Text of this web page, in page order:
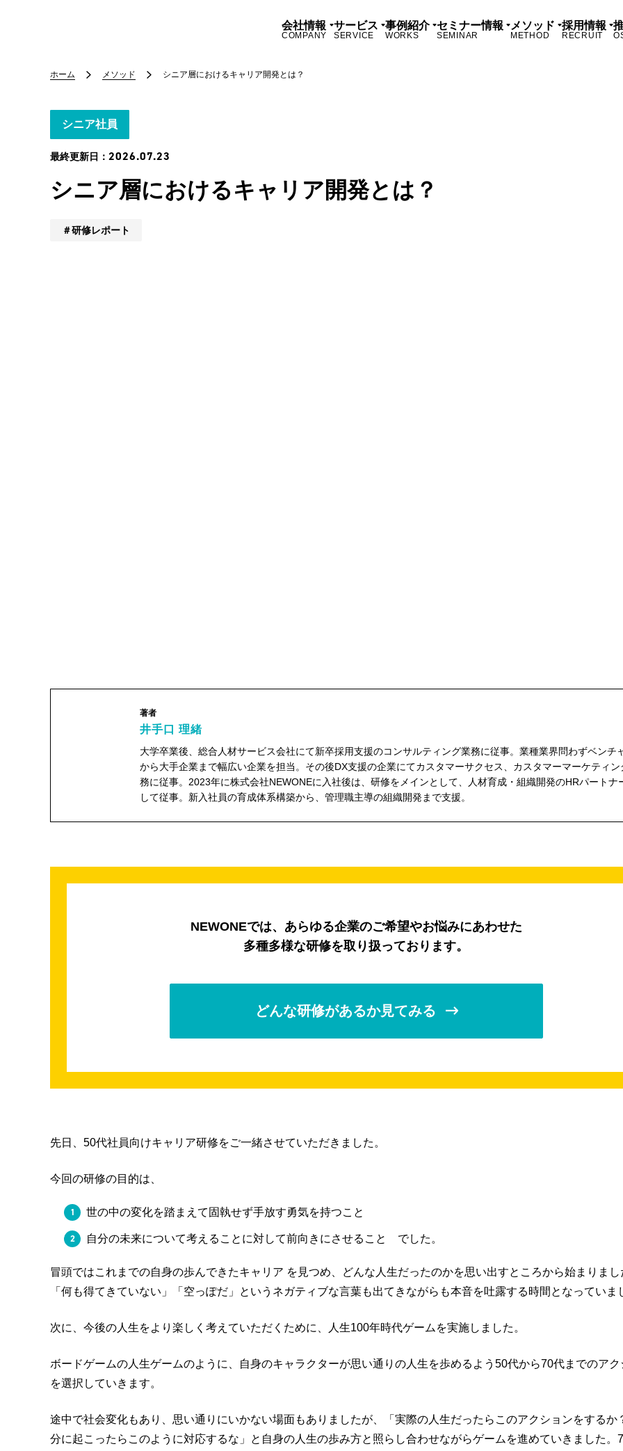
会社情報
COMPANY
サービス
SERVICE
事例紹介
WORKS
セミナー情報
SEMINAR
メソッド
METHOD
採用情報
RECRUIT
ホーム メソッド シニア層におけるキャリア開発とは？
シニア社員
最終更新日： 2026.07.23
シニア層におけるキャリア開発とは？
研修レポート
著者
井手口 理緒
大学卒業後、総合人材サービス会社にて新卒採用支援のコンサルティング業務に従事。業種業界問わずベンチ
から大手企業まで幅広い企業を担当。その後DX支援の企業にてカスタマーサクセス、カスタマーマーケティン
務に従事。2023年に株式会社NEWONEに入社後は、研修をメインとして、人材育成・組織開発のHRパートナ
して従事。新入社員の育成体系構築から、管理職主導の組織開発まで支援。
NEWONEでは、あらゆる企業のご希望やお悩みにあわせた
多種多様な研修を取り扱っております。
どんな研修があるか見てみる
先日、50代社員向けキャリア研修をご一緒させていただきました。
今回の研修の目的は、
世の中の変化を踏まえて固執せず手放す勇気を持つこと
自分の未来について考えることに対して前向きにさせること でした。
冒頭ではこれまでの自身の歩んできたキャリア を見つめ、どんな人生だったのかを思い出すところから始まりまし
「何も得てきていない」「空っぽだ」というネガティブな言葉も出てきながらも本音を吐露する時間となっていま
次に、今後の人生をより楽しく考えていただくために、人生100年時代ゲームを実施しました。
ボードゲームの人生ゲームのように、自身のキャラクターが思い通りの人生を歩めるよう50代から70代までのアク
を選択していきます。
途中で社会変化もあり、思い通りにいかない場面もありましたが、「実際の人生だったらこのアクションをするか
分に起こったらこのように対応するな」と自身の人生の歩み方と照らし合わせながらゲームを進めていきました。